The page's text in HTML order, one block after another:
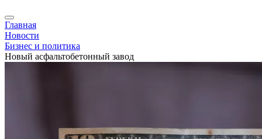
Главная
Новости
Бизнес и политика
Новый асфальтобетонный завод